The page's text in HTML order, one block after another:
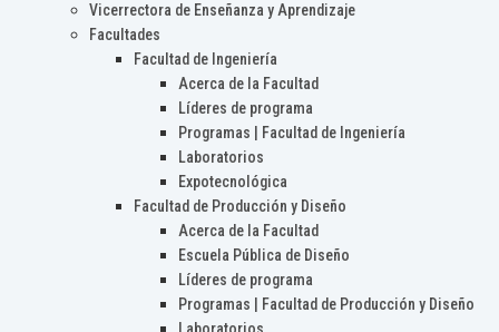
Vicerrectora de Enseñanza y Aprendizaje
Facultades
Facultad de Ingeniería
Acerca de la Facultad
Líderes de programa
Programas | Facultad de Ingeniería
Laboratorios
Expotecnológica
Facultad de Producción y Diseño
Acerca de la Facultad
Escuela Pública de Diseño
Líderes de programa
Programas | Facultad de Producción y Diseño